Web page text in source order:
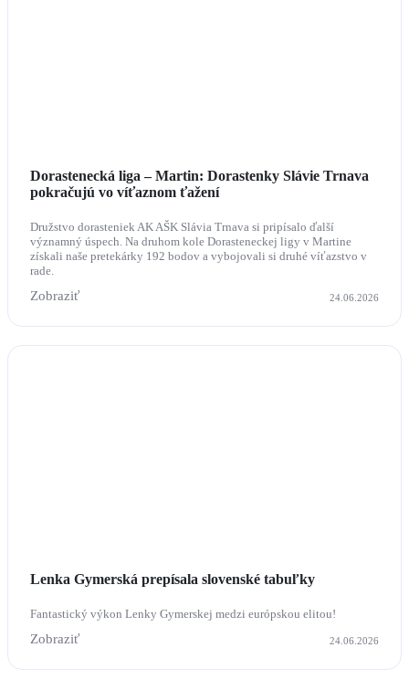
Dorastenecká liga – Martin: Dorastenky Slávie Trnava
pokračujú vo víťaznom ťažení
Družstvo dorasteniek AK AŠK Slávia Trnava si pripísalo ďalší
významný úspech. Na druhom kole Dorasteneckej ligy v Martine
získali naše pretekárky 192 bodov a vybojovali si druhé víťazstvo v
rade.
Zobraziť 24.06.2026
Lenka Gymerská prepísala slovenské tabuľky
Fantastický výkon Lenky Gymerskej medzi európskou elitou!
Zobraziť 24.06.2026